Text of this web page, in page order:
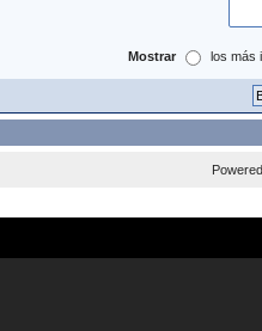
Mostrar los más